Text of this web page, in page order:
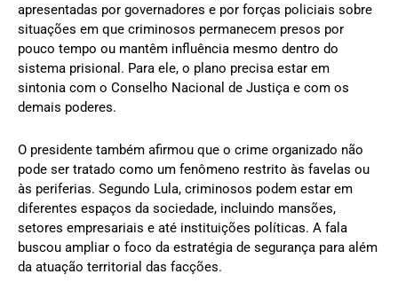
apresentadas por governadores e por forças policiais sobre
situações em que criminosos permanecem presos por
pouco tempo ou mantêm influência mesmo dentro do
sistema prisional. Para ele, o plano precisa estar em
sintonia com o Conselho Nacional de Justiça e com os
demais poderes.
O presidente também afirmou que o crime organizado não
pode ser tratado como um fenômeno restrito às favelas ou
às periferias. Segundo Lula, criminosos podem estar em
diferentes espaços da sociedade, incluindo mansões,
setores empresariais e até instituições políticas. A fala
buscou ampliar o foco da estratégia de segurança para além
da atuação territorial das facções.